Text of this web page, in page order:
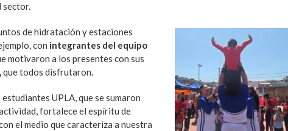
sector.
de hidratación y estaciones
con integrantes del equipo
motivaron a los presentes con sus
que todos disfrutaron.
UPLA, que se sumaron
fortalece el espíritu de
el medio que caracteriza a nuestra